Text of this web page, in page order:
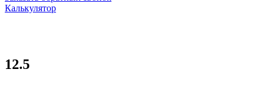
Калькулятор
12.5